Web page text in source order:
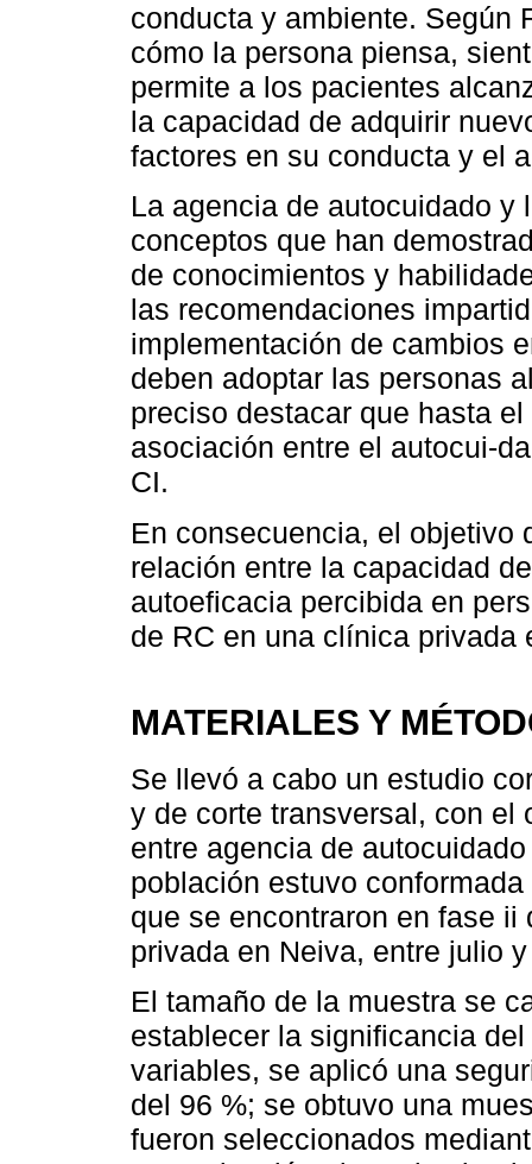
conducta y ambiente. Según
cómo la persona piensa,
permite a los pacientes
la capacidad de adquirir
factores en su conducta y el
La agencia de autocuidado
conceptos que han
de conocimientos y
las recomendaciones
implementación de cambios
deben adoptar las personas
preciso destacar que hasta
asociación entre el autocui-
CI.
En consecuencia, el objetivo
relación entre la capacidad
autoeficacia percibida en
de RC en una clínica privada
MATERIALES Y
Se llevó a cabo un estudio
y de corte transversal, con el
entre agencia de
población estuvo
que se encontraron en fase
privada en Neiva, entre julio
El tamaño de la muestra se
establecer la significancia
variables, se aplicó una
del 96 %; se obtuvo una
fueron seleccionados